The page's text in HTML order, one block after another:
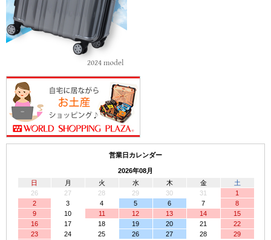
営業日カレンダー
2026年08月
日
月 火 水 木 金
土
26
27 28 29 30 31
1
2
3 4 5 6 7
8
9
10 11 12 13 14
15
16
17 18 19 20 21
22
23
24 25 26 27 28
29